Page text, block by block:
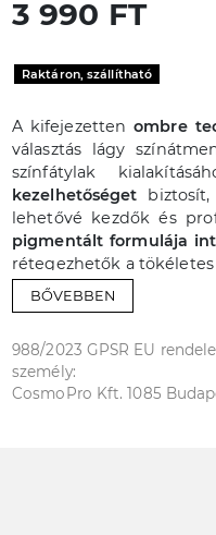
3 990 FT
Raktáron, szállítható
A kifejezettenombre
választás lágy
színfátylak
kezelhetőséget
lehetővé kezdők és
pigmentált formulája
rétegezhetők a
fedél pontos
felgyorsítja a
ombre technikákhoz,
kialakításához,
mikro-díszítésekhez. 8
BŐVEBBEN
988/2023 GPSR EU
személy:
CosmoPro Kft. 1085